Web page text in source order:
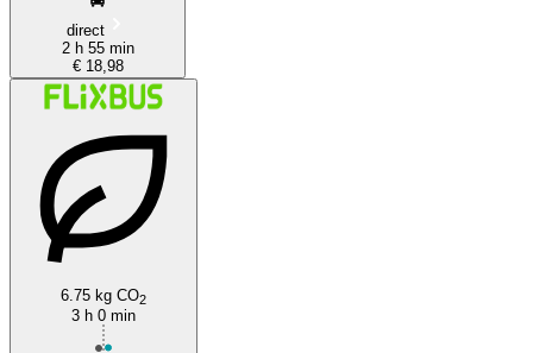
direct
2 h 55 min
€ 18,98
6.75 kg CO2
3 h 0 min